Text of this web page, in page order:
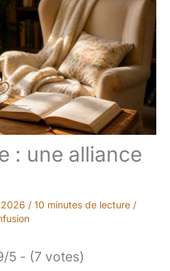
: une alliance
/ 10 minutes de lecture /
5 - (7 votes)